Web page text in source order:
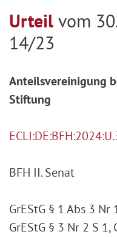
Urteil vom
14/23
Anteilsvereinigung
Stiftung
BFH II. Senat
GrEStG § 1 Abs 3 Nr
GrEStG § 3 Nr 2 S 1,